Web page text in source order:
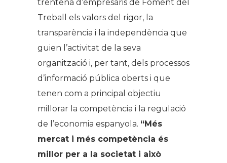
trentena d’empresaris de Foment del
Treball els valors del rigor, la
transparència i la independència que
guien l’activitat de la seva
organització i, per tant, dels processos
d’informació pública oberts i que
tenen com a principal objectiu
millorar la competència i la regulació
de l’economia espanyola. “Més
mercat i més competència és
millor per a la societat i això